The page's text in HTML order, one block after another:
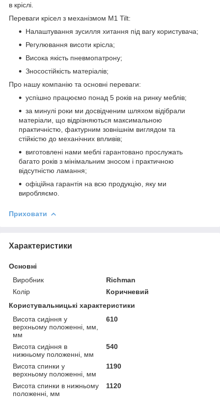
в кріслі.
Переваги крісел з механізмом M1 Tilt:
Налаштування зусилля хитання під вагу користувача;
Регулювання висоти крісла;
Висока якість пневмопатрону;
Зносостійкість матеріалів;
Про нашу компанію та основні переваги:
успішно працюємо понад 5 років на ринку меблів;
за минулі роки ми досвідченим шляхом відібрали
матеріали, що відрізняються максимальною
практичністю, фактурним зовнішнім виглядом та
стійкістю до механічних впливів;
виготовлені нами меблі гарантовано прослужать
багато років з мінімальним зносом і практичною
відсутністю ламання;
офіційна гарантія на всю продукцію, яку ми
виробляємо.
Приховати
Характеристики
Основні
Виробник
Richman
Колір
Коричневий
Користувальницькі характеристики
Висота сидіння у
верхньому положенні, мм,
мм
610
Висота сидіння в
нижньому положенні, мм
540
Висота спинки у
верхньому положенні, мм
1190
Висота спинки в нижньому
положенні, мм
1120